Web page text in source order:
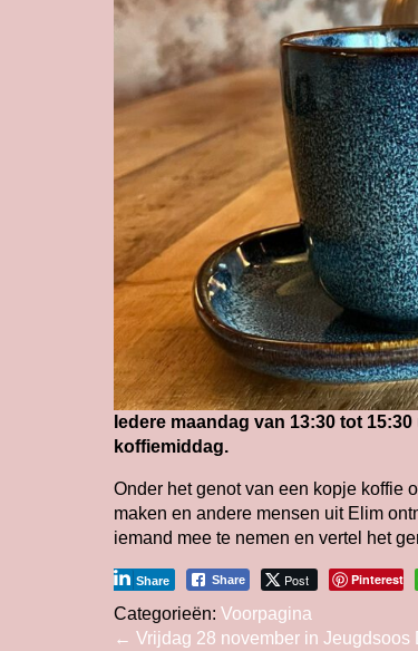
Iedere maandag van 13:30 tot
koffiemiddag.
Onder het genot van een kopje koffie
maken en andere mensen uit Elim
iemand mee te nemen en vertel het
Share Post
Share Pinterest
Categorieën: Voorpagina
Bericht
← Vrijdag 28 november in Jeugdsoos